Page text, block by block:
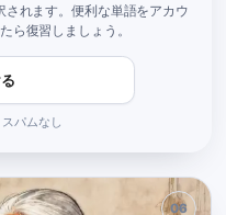
れます。便利な単語をアカウ
ら復習しましょう。
パムなし